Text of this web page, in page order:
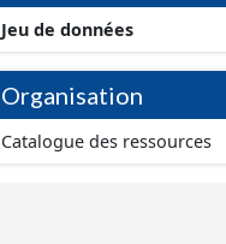
Jeu de données
Organisation
Catalogue des ressources